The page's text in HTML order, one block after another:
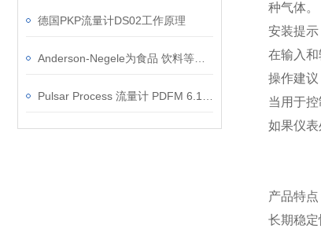
德国PKP流量计DS02工作原理
种气体。
安装提示
在输入
操作建议
当用于
如果仪
产品特点
长期稳定